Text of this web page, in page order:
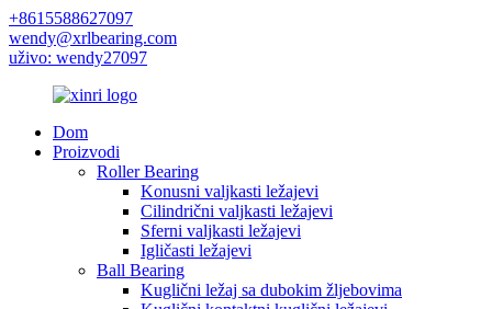
+8615588627097
wendy@xrlbearing.com
uživo: wendy27097
Dom
Proizvodi
Roller Bearing
Konusni valjkasti ležajevi
Cilindrični valjkasti ležajevi
Sferni valjkasti ležajevi
Igličasti ležajevi
Ball Bearing
Kuglični ležaj sa dubokim žljebovima